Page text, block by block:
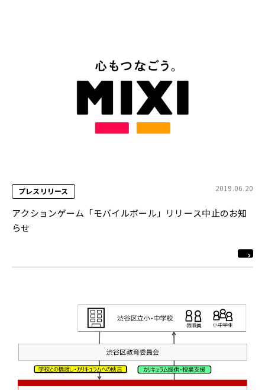
プレスリリース 2019.06.20
アクションゲーム「モバイルボール」リリース中止のお知
らせ